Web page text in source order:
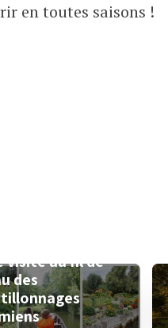
en toutes saisons !
visite au fil de
des